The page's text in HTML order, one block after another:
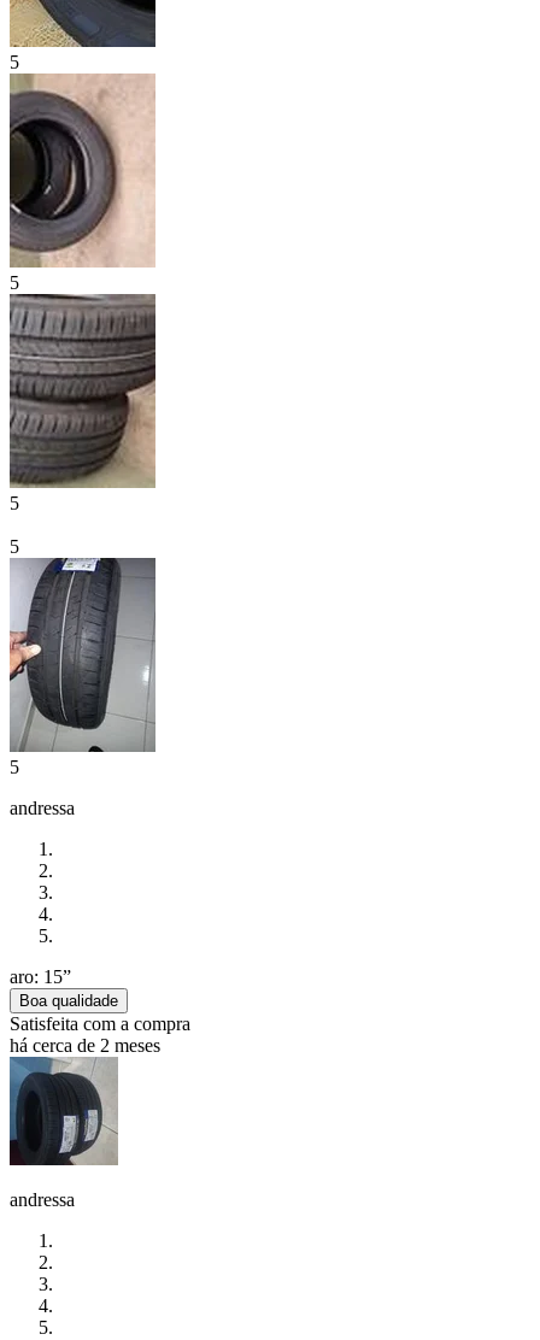
5
5
5
5
5
andressa
aro: 15”
Boa qualidade
Satisfeita com a compra
há cerca de 2 meses
andressa